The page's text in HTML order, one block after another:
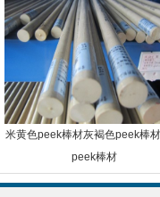
米黄色peek棒材灰褐色peek棒
peek棒材